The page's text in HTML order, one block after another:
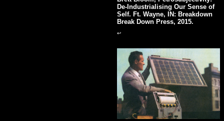
De-Industrialising Our Sense of
Self. Ft. Wayne, IN: Breakdown
Break Down Press, 2015.
↩